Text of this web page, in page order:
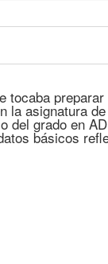
preparar
la asignatura
del grado en
básicos